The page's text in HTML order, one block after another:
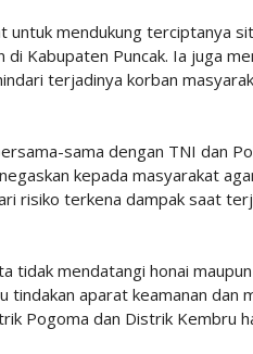
untuk mendukung terciptanya
Kabupaten Puncak. Ia juga
terjadinya korban
sama dengan TNI dan
kepada masyarakat
risiko terkena dampak saat
tidak mendatangi honai
aparat keamanan dan
Pogoma dan Distrik Kembru